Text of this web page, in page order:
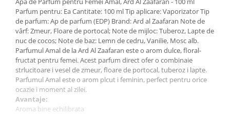
Parfum pentru: Ea Cantitate: 100 ml Tip aplicare: Vaporizator Tip
de parfum: Ap de parfum (EDP) Brand: Ard al Zaafaran Note de
vârf: Zmeur, Floare de portocal; Note de mijloc: Tuberoz, Lapte de
nuc de cocos; Note de baz: Lemn de cedru, Vanilie, Mosc alb.
Parfumul Amal de la Ard Al Zaafaran este o arom dulce, floral-
fructat pentru femei. Acest parfum direct ofer o combinaie
strlucitoare i vesel de zmeur, floare de portocal, tuberoz i lapte.
Parfumul Amal este o arom plcut i feminin, perfect pentru orice
ocazie i moment al zilei.
Avantaje:
Aroma bine echilibrata